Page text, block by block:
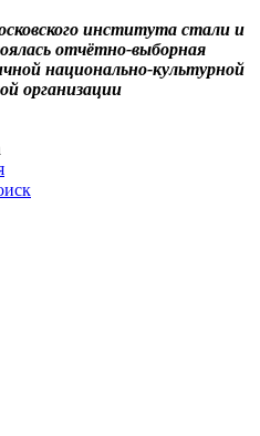
института стали и
отчётно-выборная
национально-культурной
организации